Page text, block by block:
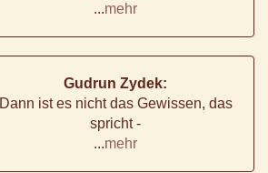
...mehr
Gudrun Zydek:
Dann ist es nicht das Gewissen, das
spricht -
...mehr